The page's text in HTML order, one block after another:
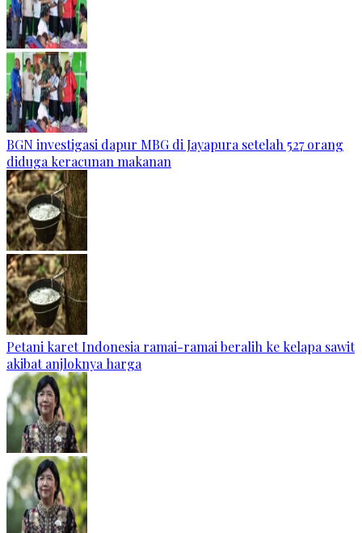
BGN investigasi dapur MBG di Jayapura setelah 527 orang
diduga keracunan makanan
Petani karet Indonesia ramai-ramai beralih ke kelapa sawit
akibat anjloknya harga